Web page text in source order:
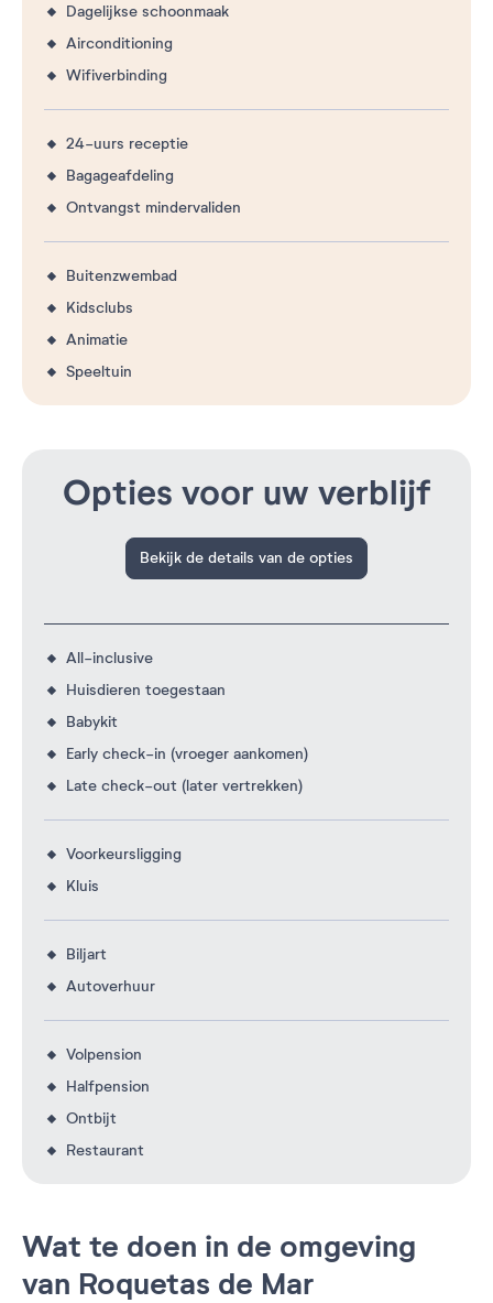
Dagelijkse schoonmaak
Airconditioning
Wifiverbinding
24-uurs receptie
Bagageafdeling
Ontvangst mindervaliden
Buitenzwembad
Kidsclubs
Animatie
Speeltuin
Opties voor uw verblijf
Bekijk de details van de opties
All-inclusive
Huisdieren toegestaan
Babykit
Early check-in (vroeger aankomen)
Late check-out (later vertrekken)
Voorkeursligging
Kluis
Biljart
Autoverhuur
Volpension
Halfpension
Ontbijt
Restaurant
Wat te doen in de omgeving
van Roquetas de Mar